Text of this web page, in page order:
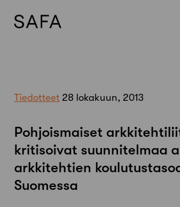
Tiedotteet 28 lokakuun, 2013
Pohjoismaiset
kritisoivat suunnitelmaa
arkkitehtien
Suomessa